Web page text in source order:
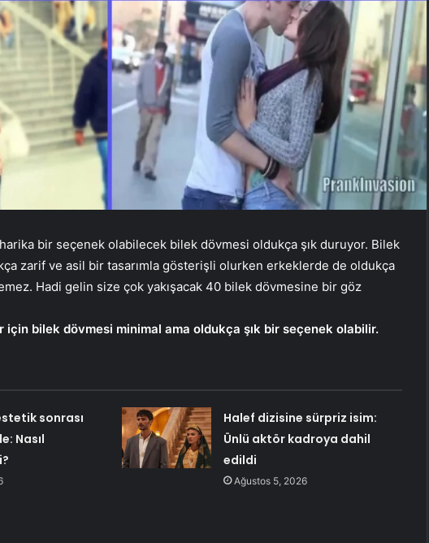
bir seçenek olabilecek bilek dövmesi oldukça şık duruyor. Bilek
zarif ve asil bir tasarımla gösterişli olurken erkeklerde de oldukça
Hadi gelin size çok yakışacak 40 bilek dövmesine bir göz
bilek dövmesi minimal ama oldukça şık bir seçenek olabilir.
sonrası
Nasıl
Halef dizisine sürpriz isim:
Ünlü aktör kadroya dahil
edildi
Ağustos 5, 2026